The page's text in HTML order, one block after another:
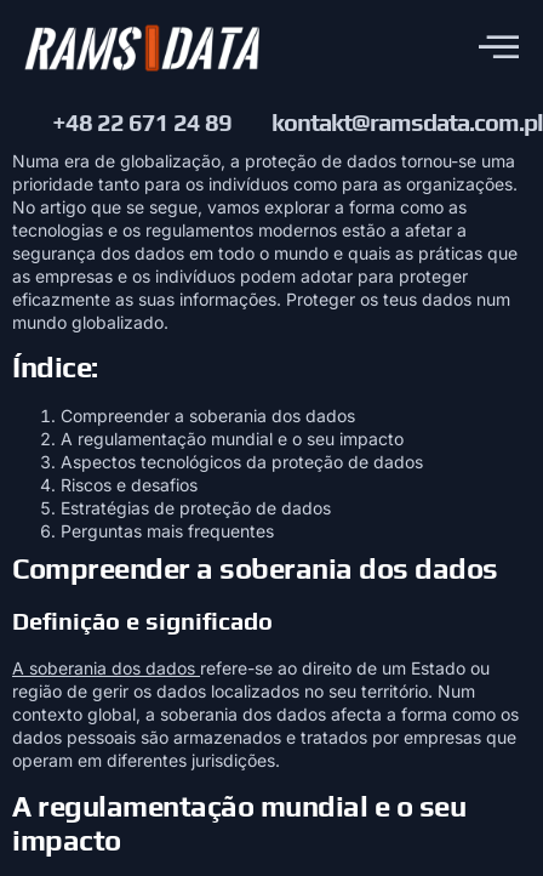
+48 22 671 24 89 kontakt@ramsdata.com.pl
Numa era de globalização, a proteção de dados tornou-se uma
prioridade tanto para os indivíduos como para as organizações.
No artigo que se segue, vamos explorar a forma como as
tecnologias e os regulamentos modernos estão a afetar a
segurança dos dados em todo o mundo e quais as práticas que
as empresas e os indivíduos podem adotar para proteger
eficazmente as suas informações. Proteger os teus dados num
mundo globalizado.
Índice:
Compreender a soberania dos dados
A regulamentação mundial e o seu impacto
Aspectos tecnológicos da proteção de dados
Riscos e desafios
Estratégias de proteção de dados
Perguntas mais frequentes
Compreender a soberania dos dados
Definição e significado
A soberania dos dados refere-se ao direito de um Estado ou
região de gerir os dados localizados no seu território. Num
contexto global, a soberania dos dados afecta a forma como os
dados pessoais são armazenados e tratados por empresas que
operam em diferentes jurisdições.
A regulamentação mundial e o seu
impacto